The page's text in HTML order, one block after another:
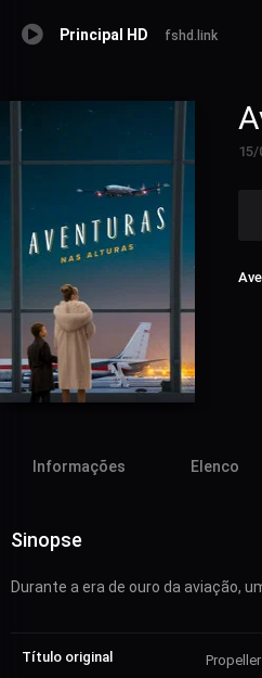
Principal HD fshd.link
15/
Informações Elenco
Sinopse
Durante a era de ouro da aviação,
Título original